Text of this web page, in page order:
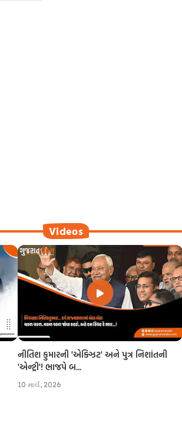
Videos
નીતિશ કુમારની 'એક્ઝિટ' અને પુત્ર નિશાંતની
'એન્ટ્રી'! ભાજપે બ...
10 માર્ચ, 2026